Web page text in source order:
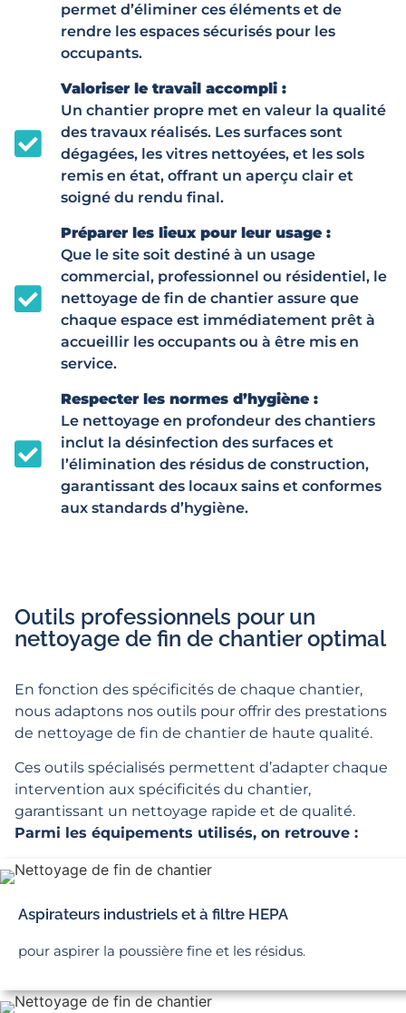
permet d’éliminer ces éléments et de
rendre les espaces sécurisés pour les
occupants.
Valoriser le travail accompli :
Un chantier propre met en valeur la qualité
des travaux réalisés. Les surfaces sont
dégagées, les vitres nettoyées, et les sols
remis en état, offrant un aperçu clair et
soigné du rendu final.
Préparer les lieux pour leur usage :
Que le site soit destiné à un usage
commercial, professionnel ou résidentiel, le
nettoyage de fin de chantier assure que
chaque espace est immédiatement prêt à
accueillir les occupants ou à être mis en
service.
Respecter les normes d’hygiène :
Le nettoyage en profondeur des chantiers
inclut la désinfection des surfaces et
l’élimination des résidus de construction,
garantissant des locaux sains et conformes
aux standards d’hygiène.
Outils professionnels pour un
nettoyage de fin de chantier optimal
En fonction des spécificités de chaque chantier,
nous adaptons nos outils pour offrir des prestations
de nettoyage de fin de chantier de haute qualité.
Ces outils spécialisés permettent d’adapter chaque
intervention aux spécificités du chantier,
garantissant un nettoyage rapide et de qualité.
Parmi les équipements utilisés, on retrouve :
Aspirateurs industriels et à filtre HEPA
pour aspirer la poussière fine et les résidus.